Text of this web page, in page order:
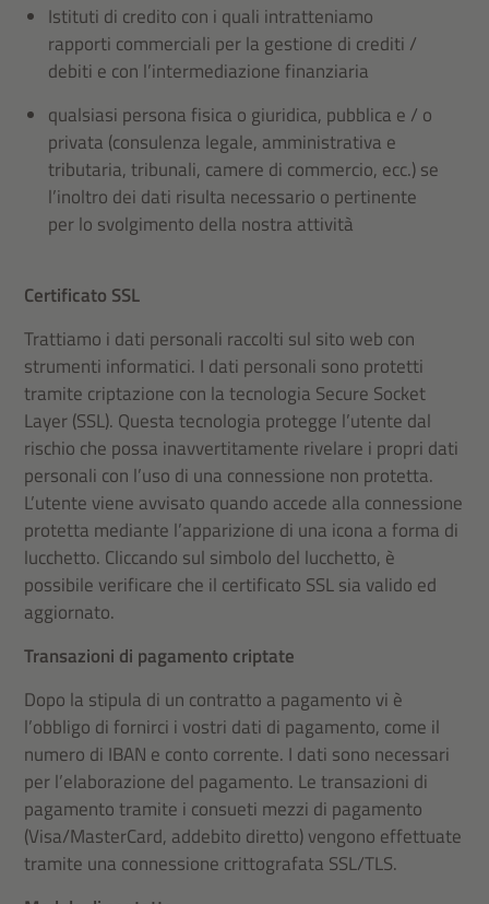
Istituti di credito con i quali intratteniamo
rapporti commerciali per la gestione di crediti /
debiti e con l’intermediazione finanziaria
qualsiasi persona fisica o giuridica, pubblica e / o
privata (consulenza legale, amministrativa e
tributaria, tribunali, camere di commercio, ecc.) se
l’inoltro dei dati risulta necessario o pertinente
per lo svolgimento della nostra attività
Certificato SSL
Trattiamo i dati personali raccolti sul sito web con
strumenti informatici. I dati personali sono protetti
tramite criptazione con la tecnologia Secure Socket
Layer (SSL). Questa tecnologia protegge l’utente dal
rischio che possa inavvertitamente rivelare i propri dati
personali con l’uso di una connessione non protetta.
L’utente viene avvisato quando accede alla connessione
protetta mediante l’apparizione di una icona a forma di
lucchetto. Cliccando sul simbolo del lucchetto, è
possibile verificare che il certificato SSL sia valido ed
aggiornato.
Transazioni di pagamento criptate
Dopo la stipula di un contratto a pagamento vi è
l’obbligo di fornirci i vostri dati di pagamento, come il
numero di IBAN e conto corrente. I dati sono necessari
per l’elaborazione del pagamento. Le transazioni di
pagamento tramite i consueti mezzi di pagamento
(Visa/MasterCard, addebito diretto) vengono effettuate
tramite una connessione crittografata SSL/TLS.